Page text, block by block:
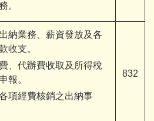
。
納業務、薪資發放及各
收支。
、代辦費收取及所得稅
報。
項經費核銷之出納事
832